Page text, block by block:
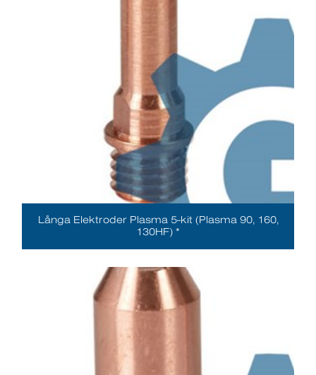
Långa Elektroder Plasma 5-kit (Plasma 90, 160,
130HF) *